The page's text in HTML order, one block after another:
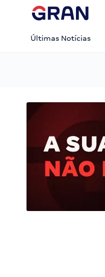
Últimas Notícias